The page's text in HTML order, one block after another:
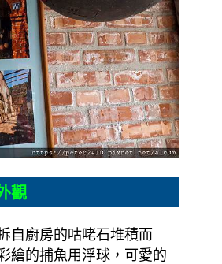
觀
自廚房的咕咾石堆積而
繪的捕魚用浮球，可愛的